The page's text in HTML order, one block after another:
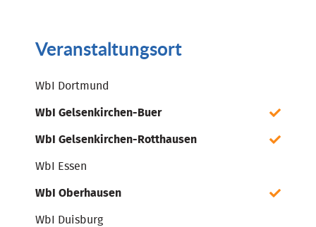
Veranstaltungsort
WbI Dortmund
WbI Gelsenkirchen-Buer
WbI Gelsenkirchen-Rotthausen
WbI Essen
WbI Oberhausen
WbI Duisburg